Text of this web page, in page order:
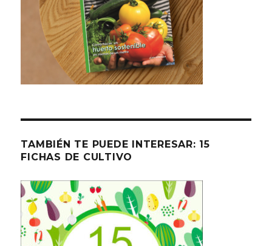
TAMBIÉN TE PUEDE INTERESAR: 15
FICHAS DE CULTIVO